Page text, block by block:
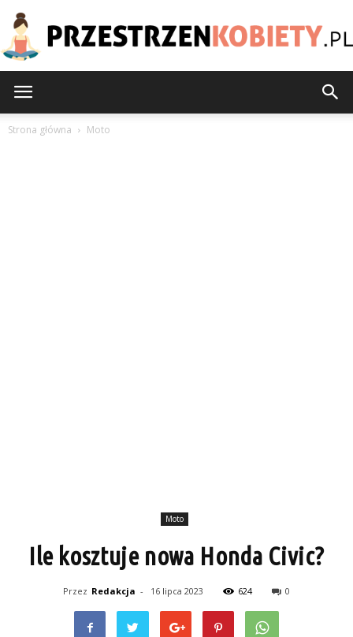
Strona główna Moto
Moto
Ile kosztuje nowa Honda Civic?
Przez Redakcja - 16 lipca 2023 624 0